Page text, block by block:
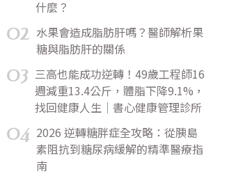
什麼？
02 水果會造成脂肪肝嗎？醫師解析果
糖與脂肪肝的關係
03 三高也能成功逆轉！49歲工程師16
週減重13.4公斤，體脂下降9.1%，
找回健康人生｜書心健康管理診所
04 2026 逆轉糖胖症全攻略：從胰島
素阻抗到糖尿病緩解的精準醫療指
南